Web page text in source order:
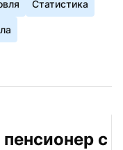
Статистика
с